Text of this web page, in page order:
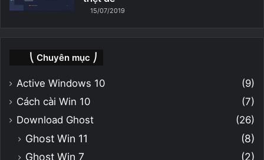
15/07/2019
⎝ Chuyên mục ⎠
Active Windows 10
(9)
Cách cài Win 10
(7)
Download Ghost
(26)
Ghost Win 11
(8)
Ghost Win 7
(2)